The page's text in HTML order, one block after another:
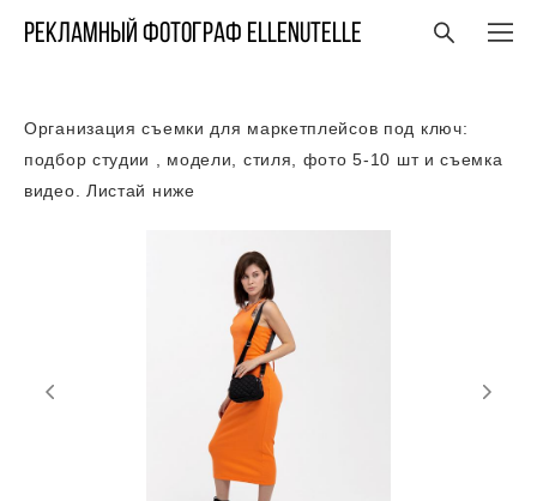
Рекламный фотограф ELLENUTELLE
Организация съемки для маркетплейсов под ключ:
подбор студии , модели, стиля, фото 5-10 шт и съемка
видео. Листай ниже